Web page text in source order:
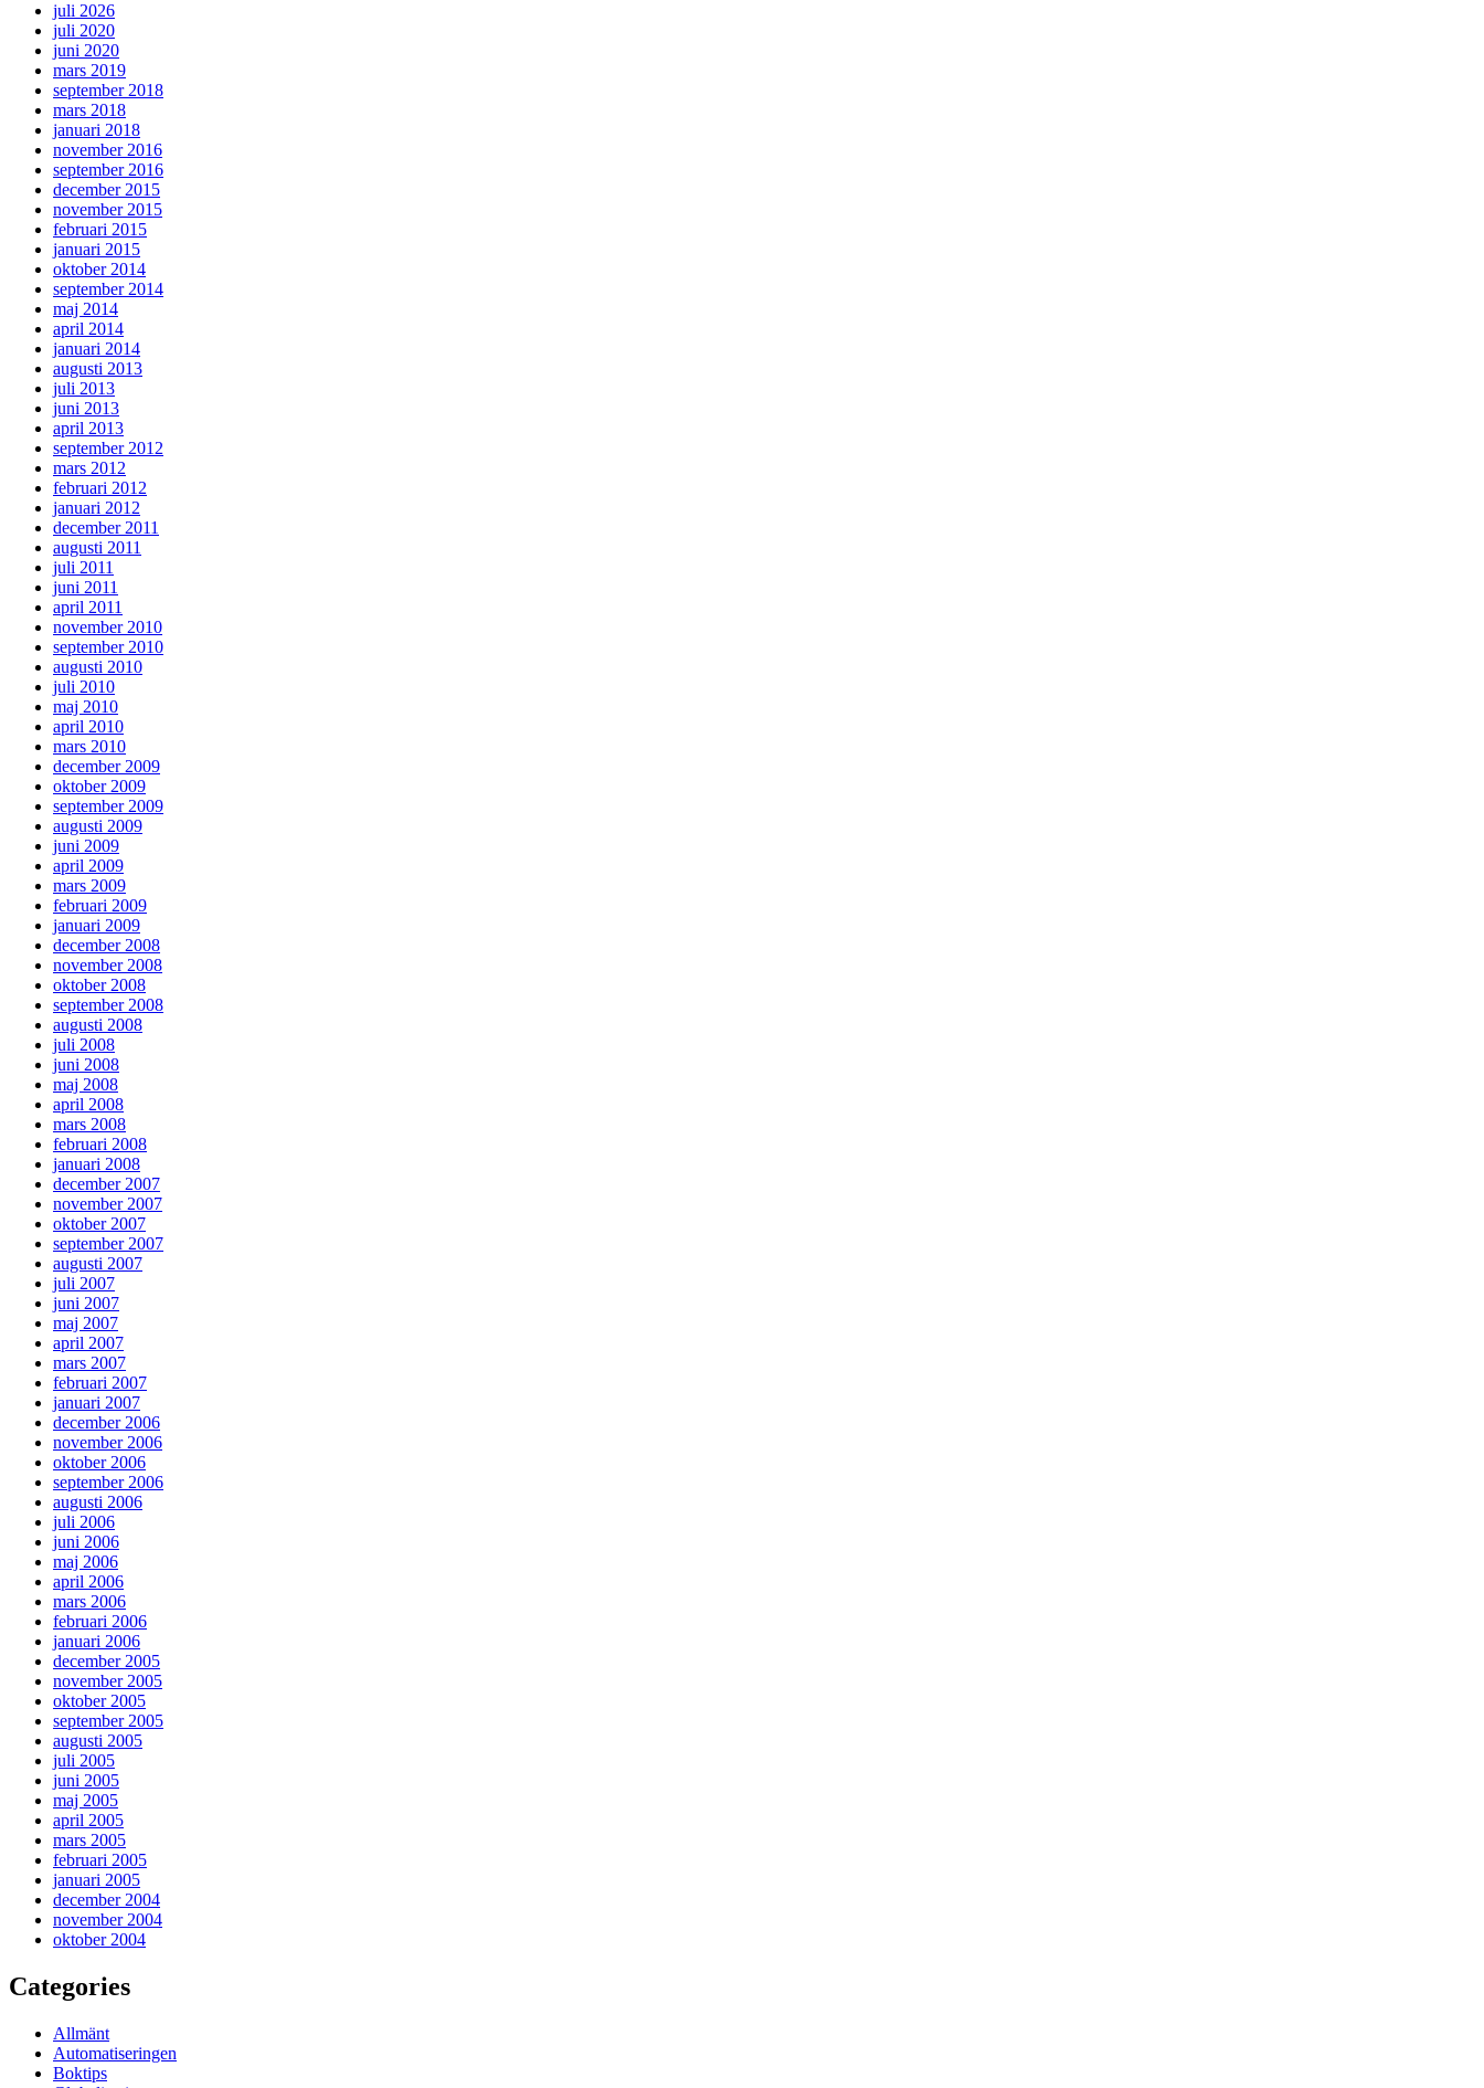
juli 2026
juli 2020
juni 2020
mars 2019
september 2018
mars 2018
januari 2018
november 2016
september 2016
december 2015
november 2015
februari 2015
januari 2015
oktober 2014
september 2014
maj 2014
april 2014
januari 2014
augusti 2013
juli 2013
juni 2013
april 2013
september 2012
mars 2012
februari 2012
januari 2012
december 2011
augusti 2011
juli 2011
juni 2011
april 2011
november 2010
september 2010
augusti 2010
juli 2010
maj 2010
april 2010
mars 2010
december 2009
oktober 2009
september 2009
augusti 2009
juni 2009
april 2009
mars 2009
februari 2009
januari 2009
december 2008
november 2008
oktober 2008
september 2008
augusti 2008
juli 2008
juni 2008
maj 2008
april 2008
mars 2008
februari 2008
januari 2008
december 2007
november 2007
oktober 2007
september 2007
augusti 2007
juli 2007
juni 2007
maj 2007
april 2007
mars 2007
februari 2007
januari 2007
december 2006
november 2006
oktober 2006
september 2006
augusti 2006
juli 2006
juni 2006
maj 2006
april 2006
mars 2006
februari 2006
januari 2006
december 2005
november 2005
oktober 2005
september 2005
augusti 2005
juli 2005
juni 2005
maj 2005
april 2005
mars 2005
februari 2005
januari 2005
december 2004
november 2004
oktober 2004
Categories
Allmänt
Automatiseringen
Boktips